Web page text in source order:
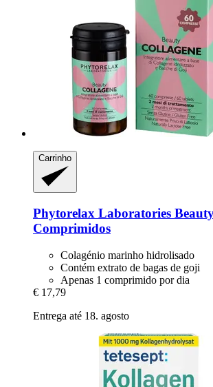
Carrinho
Phytorelax Laboratories
Comprimidos
Colagénio marinho hidrolisado
Contém extrato de bagas de goji
Apenas 1 comprimido por dia
€ 17,79
Entrega até 18. agosto